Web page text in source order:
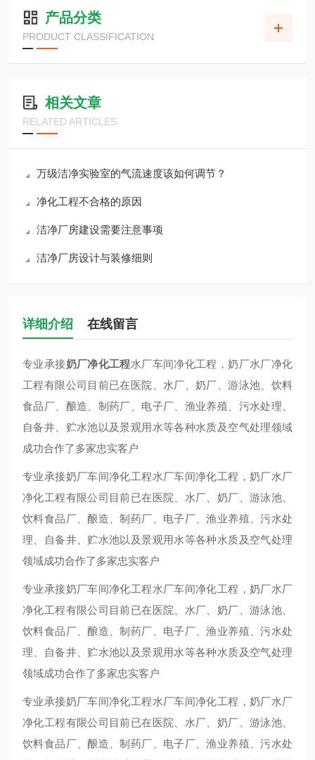
产品分类
PRODUCT CLASSIFICATION
相关文章
RELATED ARTICLES
万级洁净实验室的气流速度该如何调节？
净化工程不合格的原因
洁净厂房建设需要注意事项
洁净厂房设计与装修细则
详细介绍 在线留言
专业承接奶厂净化工程水厂车间净化工程，奶厂水厂净化
工程有限公司目前已在医院、水厂、奶厂、游泳池、饮料
食品厂、酿造、制药厂、电子厂、渔业养殖、污水处理、
自备井、贮水池以及景观用水等各种水质及空气处理领域
成功合作了多家忠实客户
专业承接奶厂车间净化工程水厂车间净化工程，奶厂水厂
净化工程有限公司目前已在医院、水厂、奶厂、游泳池、
饮料食品厂、酿造、制药厂、电子厂、渔业养殖、污水处
理、自备井、贮水池以及景观用水等各种水质及空气处理
领域成功合作了多家忠实客户
专业承接奶厂车间净化工程水厂车间净化工程，奶厂水厂
净化工程有限公司目前已在医院、水厂、奶厂、游泳池、
饮料食品厂、酿造、制药厂、电子厂、渔业养殖、污水处
理、自备井、贮水池以及景观用水等各种水质及空气处理
领域成功合作了多家忠实客户
专业承接奶厂车间净化工程水厂车间净化工程，奶厂水厂
净化工程有限公司目前已在医院、水厂、奶厂、游泳池、
饮料食品厂、酿造、制药厂、电子厂、渔业养殖、污水处